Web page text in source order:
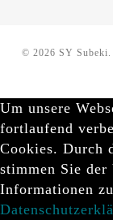
© 2026 SY Subeki.
Um unsere
fortlaufend
Cookies. Durch
stimmen Sie der
Informationen